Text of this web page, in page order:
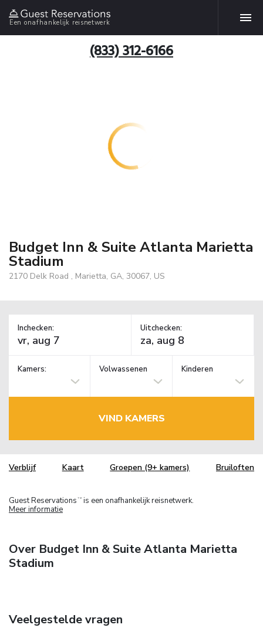
Een onafhankelijk reisnetwerk
(833) 312-6166
Budget Inn & Suite Atlanta Marietta
Stadium
2170 Delk Road , Marietta, GA, 30067, US
Inchecken: Uitchecken:
Kamers: Volwassenen Kinderen
VIND KAMERS
Verblijf Kaart Groepen (9+ kamers) Bruiloften
Guest Reservations TM is een onafhankelijk reisnetwerk.
Meer informatie
Over Budget Inn & Suite Atlanta Marietta
Stadium
Veelgestelde vragen